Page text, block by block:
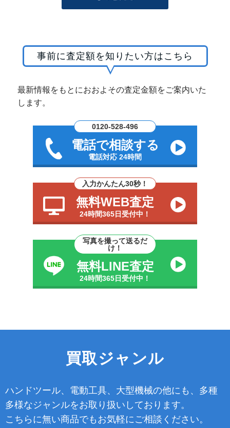
事前に査定額を知りたい方はこちら
最新情報をもとにおおよその査定金額をご案内いた
します。
0120-528-496
電話で相談する
電話対応 24時間
入力かんたん30秒！
無料WEB査定
24時間365日受付中！
写真を撮って送るだ
け！
無料LINE査定
24時間365日受付中！
買取ジャンル
ハンドツール、電動工具、大型機械の他にも、多種
多様なジャンルをお取り扱いしております。
こちらに無い商品でもお気軽にご相談ください。